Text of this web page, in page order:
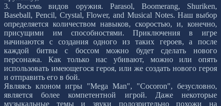
3. Восемь видов оружия. Parasol, Boomerang, Shuriken,
Baseball, Pencil, Crystal, Flower, and Musical Notes. Наш выбор
определяется количеством навыков, скоростью, и, конечно,
присущими им способностями. Приключения в игре
начинаются с создания одного из таких героев, а после
каждой битвы с боссом можно будет сделать нового
персонажа. Как только нас убивают, можно или опять
использовать имеющегося героя, или же создать нового героя
и отправить его в бой.
Являясь клоном игры "Mega Man", "Cocoron", безусловно,
является более компетентной игрой. Даже некоторые
музыкальные темы и звуки подозрительно похожи на